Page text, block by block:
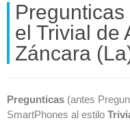
el Trivial de
Záncara
Pregunticas (antes
SmartPhones al estilo